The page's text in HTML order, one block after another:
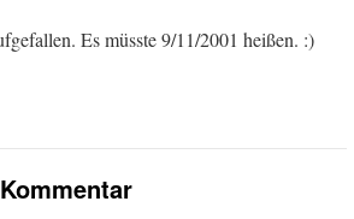
Es müsste 9/11/2001 heißen. :)